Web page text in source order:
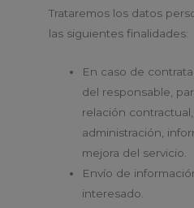
Trataremos los datos
las siguientes finalidades:
En caso de
del responsable,
relación
administración,
mejora del servicio.
Envío de
interesado.